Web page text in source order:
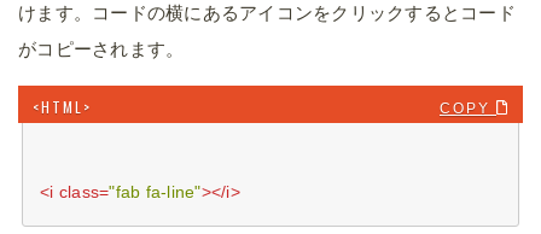
けます。コードの横にあるアイコンをクリックするとコード
がコピーされます。
<i class="fab fa-line"></i>
COPY